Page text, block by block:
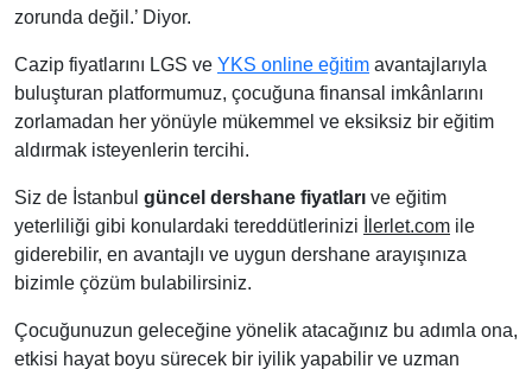
zorunda değil.’ Diyor.
Cazip fiyatlarını LGS ve YKS online eğitim avantajlarıyla
buluşturan platformumuz, çocuğuna finansal imkânlarını
zorlamadan her yönüyle mükemmel ve eksiksiz bir eğitim
aldırmak isteyenlerin tercihi.
Siz de İstanbul güncel dershane fiyatları ve eğitim
yeterliliği gibi konulardaki tereddütlerinizi
İlerlet.com ile
giderebilir, en avantajlı ve uygun dershane arayışınıza
bizimle çözüm bulabilirsiniz.
Çocuğunuzun geleceğine yönelik atacağınız bu adımla ona,
etkisi hayat boyu sürecek bir iyilik yapabilir ve uzman